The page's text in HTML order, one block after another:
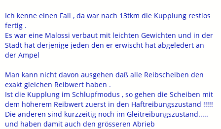
Ich kenne einen Fall , da war nach 13tkm die Kupplung restlos
fertig .
Es war eine Malossi verbaut mit leichten Gewichten und in der
Stadt hat derjenige jeden den er erwischt hat abgeledert an
der Ampel
Man kann nicht davon ausgehen daß alle Reibscheiben den
exakt gleichen Reibwert haben .
Ist die Kupplung im Schlupfmodus , so gehen die Scheiben mit
dem höherem Reibwert zuerst in den Haftreibungszustand !!!!!
Die anderen sind kurzzeitig noch im Gleitreibungszustand.....
und haben damit auch den grösseren Abrieb